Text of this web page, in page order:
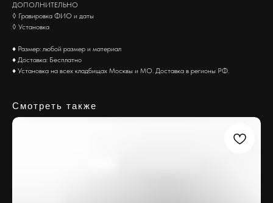
ДОПОЛНИТЕЛЬНО
◊ Гравировка ФИО и даты
◊ Установка
♦ Размер: любой размер и материал
♦ Доставка: Бесплатно
♦ Установка на всех кладбищах Москвы и МО. Доставка в регионы РФ.
Смотреть также